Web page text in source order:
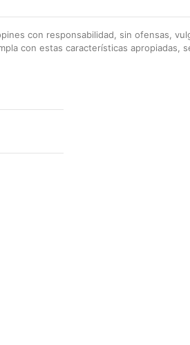
con responsabilidad, sin ofensas,
con estas características apropiadas,